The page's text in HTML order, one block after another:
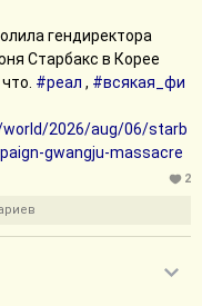
гендиректора
Старбакс в Корее
#реал , #всякая_фи
2026/aug/06/starb
gwangju-massacre
2